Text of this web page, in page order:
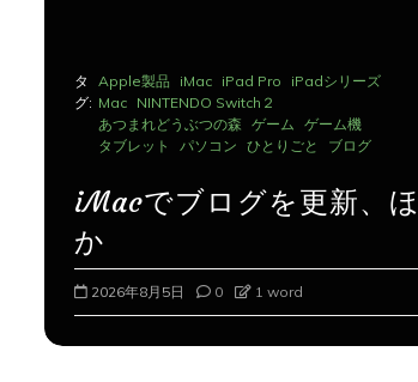
タ
グ:
Apple製品 iMac iPad Pro
iPadシリーズ
Mac
NINTENDO Switch２
あつまれどうぶつの森 ゲーム ゲーム機
タブレット
パソコン ひとりごと ブログ
iMacでブログを更新、ほ
か
2026年8月5日 0 1 word